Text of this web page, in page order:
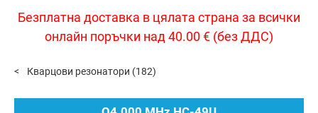
Безплатна доставка в цялата страна за всички
онлайн поръчки над 40.00 € (без ДДС)
Кварцови резонатори (182)